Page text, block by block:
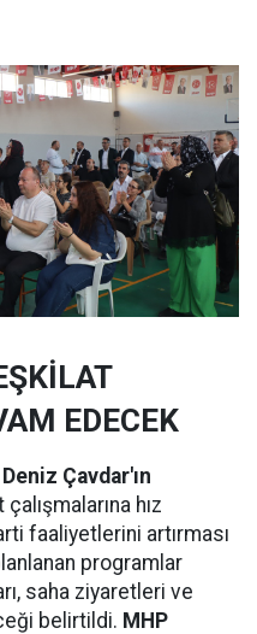
EDECEK
Deniz Çavdar'ın
hız
faaliyetlerini artırması
programlar
saha ziyaretleri ve
belirtildi. MHP